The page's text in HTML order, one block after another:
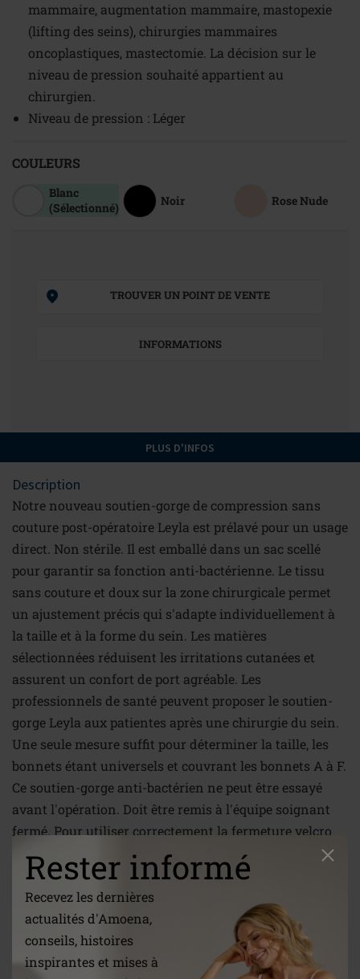
Rester informé
Recevez les dernières
actualités d'Amoena,
conseils, histoires
inspirantes et mises à
mammaire, augmentation mammaire, mastopexie
(lifting des seins), chirurgies mammaires
oncoplastiques, mastectomie. La décision sur le
niveau de pression souhaité appartient au
chirurgien.
Niveau de pression : Léger
COULEURS
Blanc
(Sélectionné)
Noir Rose Nude
TROUVER UN POINT DE VENTE
INFORMATIONS
PLUS D'INFOS
Description
Notre nouveau soutien-gorge de compression sans
couture post-opératoire Leyla est prélavé pour un usage
direct. Non stérile. Il est emballé dans un sac scellé
pour garantir sa fonction anti-bactérienne. Le tissu
sans couture et doux sur la zone chirurgicale permet
un ajustement précis qui s'adapte individuellement à
la taille et à la forme du sein. Les matières
sélectionnées réduisent les irritations cutanées et
assurent un confort de port agréable. Les
professionnels de santé peuvent proposer le soutien-
gorge Leyla aux patientes après une chirurgie du sein.
Une seule mesure suffit pour déterminer la taille, les
bonnets étant universels et couvrant les bonnets A à F.
Ce soutien-gorge anti-bactérien ne peut être essayé
avant l'opération. Doit être remis à l'équipe soignant
fermé. Pour utiliser correctement la fermeture velcro
de Leyla, appuyez fermement les deux côtés opposés ce
qui permet aux composants auto-agrippants de
s'imbriquer et de créer une fermeture sécurisée. Évitez
d'attacher le velcro supérieur au tissu de la bretelle
pour éviter d'endommager le tissu.